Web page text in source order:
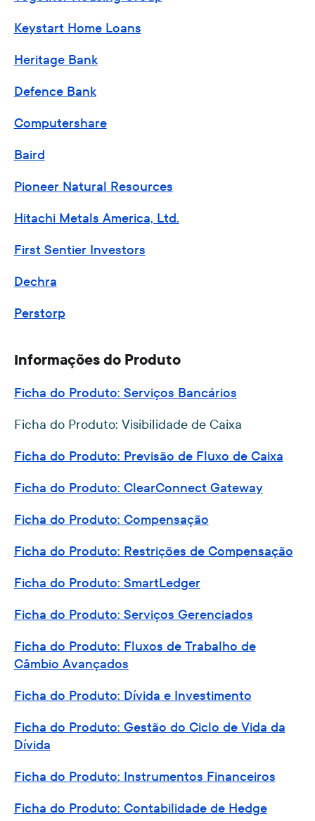
Keystart Home Loans
Heritage Bank
Defence Bank
Computershare
Baird
Pioneer Natural Resources
Hitachi Metals America, Ltd.
First Sentier Investors
Dechra
Perstorp
Informações do Produto
Ficha do Produto: Serviços Bancários
Ficha do Produto: Visibilidade de Caixa
Ficha do Produto: Previsão de Fluxo de Caixa
Ficha do Produto: ClearConnect Gateway
Ficha do Produto: Compensação
Ficha do Produto: Restrições de Compensação
Ficha do Produto: SmartLedger
Ficha do Produto: Serviços Gerenciados
Ficha do Produto: Fluxos de Trabalho de
Câmbio Avançados
Ficha do Produto: Dívida e Investimento
Ficha do Produto: Gestão do Ciclo de Vida da
Dívida
Ficha do Produto: Instrumentos Financeiros
Ficha do Produto: Contabilidade de Hedge